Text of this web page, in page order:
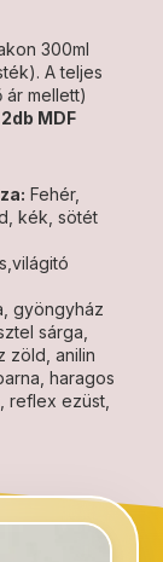
300ml
A teljes
mellett)
MDF
Fehér,
kék, sötét
gyöngyház
sárga,
zöld, anilin
haragos
reflex ezüst,